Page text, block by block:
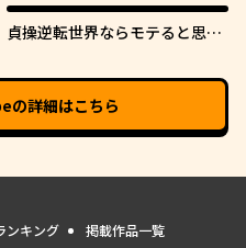
貞操逆転世界ならモテると思っ
の詳細はこちら
ンキング 掲載作品一覧